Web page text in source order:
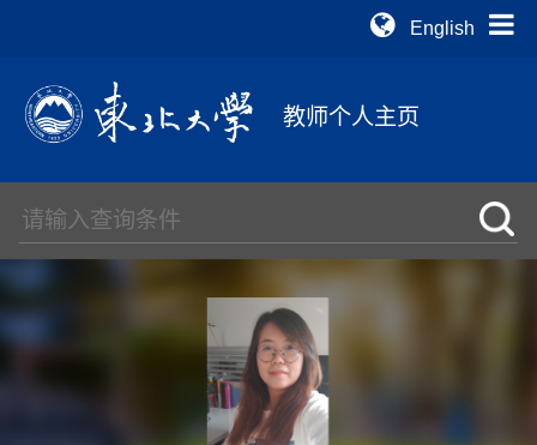
English
教师个人主页